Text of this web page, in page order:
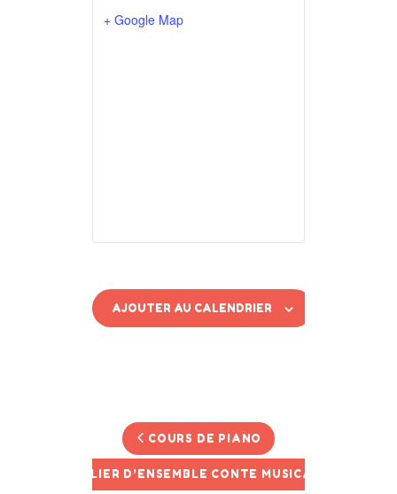
+ Google Map
AJOUTER AU CALENDRIER
a
v
COURS DE PIANO
ATELIER D’ENSEMBLE CONTE MUSICAL